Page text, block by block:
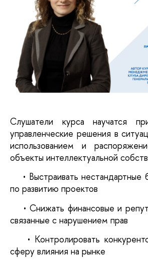
Слушатели курса научатся
управленческие решения в
использованием и
объекты интеллектуальной
• Выстраивать нестандартные
по развитию проектов
• Снижать финансовые и
связанные с нарушением прав
• Контролировать
сферу влияния на рынке